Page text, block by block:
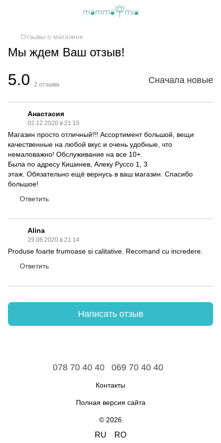
Отзывы о магазине
Мы ждем Ваш отзыв!
5.0 2 отзыва Сначала новые
Анастасия
02.12.2020 в 21:15
Магазин просто отличный!!! Ассортимент большой, вещи
качественные на любой вкус и очень удобные, что
немаловажно! Обслуживание на все 10+.
Была по адресу Кишинев, Алеку Руссо 1, 3
этаж. Обязательно ещё вернусь в ваш магазин. Спасибо
большое!
Ответить
Alina
29.06.2020 в 21:14
Produse foarte frumoase si calitative. Recomand cu incredere.
Ответить
Написать отзыв
078 70 40 40 069 70 40 40
Контакты
Полная версия сайта
© 2026
RU RO